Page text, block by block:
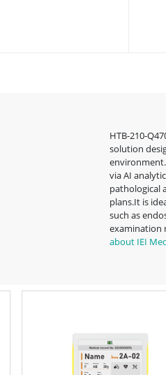
HTB-210-
solution
via AI
pathological
plans.It is
such as
examination
about IEI